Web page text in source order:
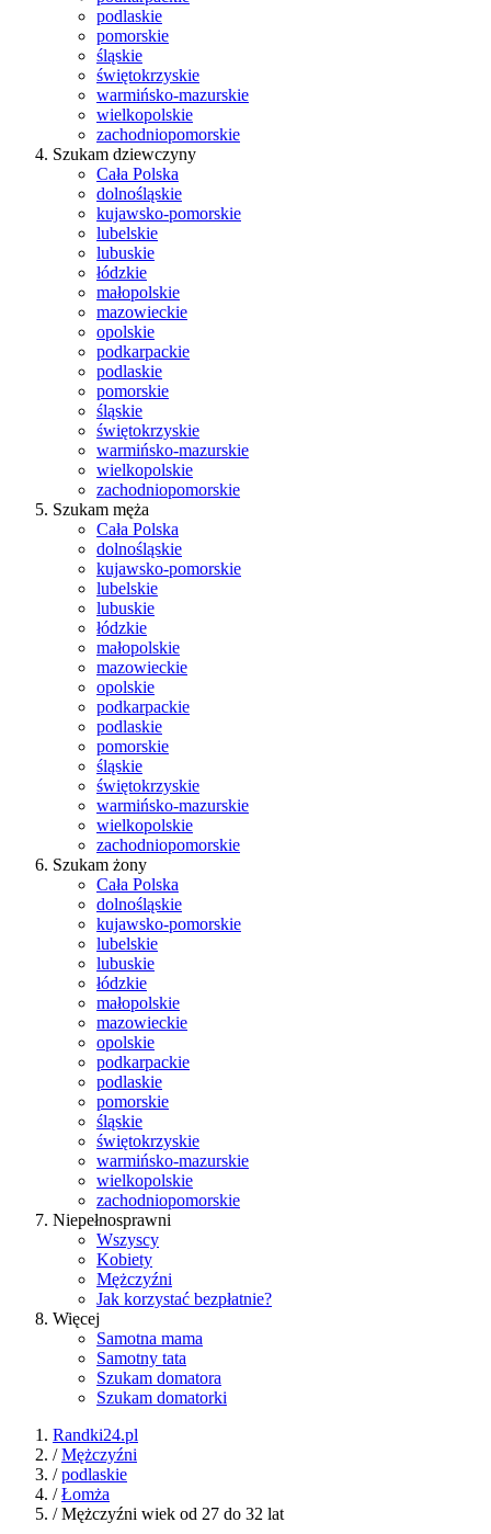
podlaskie
pomorskie
śląskie
świętokrzyskie
warmińsko-mazurskie
wielkopolskie
zachodniopomorskie
Szukam dziewczyny
Cała Polska
dolnośląskie
kujawsko-pomorskie
lubelskie
lubuskie
łódzkie
małopolskie
mazowieckie
opolskie
podkarpackie
podlaskie
pomorskie
śląskie
świętokrzyskie
warmińsko-mazurskie
wielkopolskie
zachodniopomorskie
Szukam męża
Cała Polska
dolnośląskie
kujawsko-pomorskie
lubelskie
lubuskie
łódzkie
małopolskie
mazowieckie
opolskie
podkarpackie
podlaskie
pomorskie
śląskie
świętokrzyskie
warmińsko-mazurskie
wielkopolskie
zachodniopomorskie
Szukam żony
Cała Polska
dolnośląskie
kujawsko-pomorskie
lubelskie
lubuskie
łódzkie
małopolskie
mazowieckie
opolskie
podkarpackie
podlaskie
pomorskie
śląskie
świętokrzyskie
warmińsko-mazurskie
wielkopolskie
zachodniopomorskie
Niepełnosprawni
Wszyscy
Kobiety
Mężczyźni
Jak korzystać bezpłatnie?
Więcej
Samotna mama
Samotny tata
Szukam domatora
Szukam domatorki
Randki24.pl
/Mężczyźni
/podlaskie
/Łomża
/ Mężczyźni wiek od 27 do 32 lat